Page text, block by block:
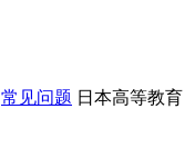
常见问题 日本高等教育